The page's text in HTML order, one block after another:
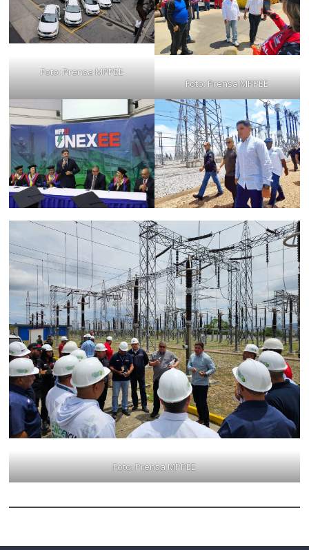
Foto: Prensa MPPEE
Foto: Prensa MPPEE
Foto: Prensa MPPEE